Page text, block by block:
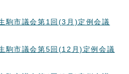
駒市議会第1回(3月)定例会議
駒市議会第5回(12月)定例会議